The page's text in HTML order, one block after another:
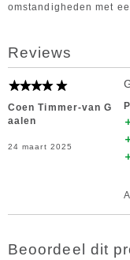
omstandigheden met
Reviews
Coen Timmer-van G
aalen
24 maart 2025
Beoordeel dit